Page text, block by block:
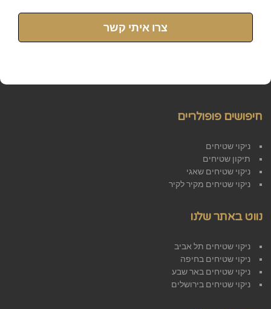
צרו איתי קשר
חיפושים פופולריים
ניקוי שטיחים
תיקון שטיחים
ניקוי שטיחים שאגי
ניקוי שטיחים מקיר לקיר
נווט באתר שלנו
ניקוי שטיחים תל אביב
ניקוי שטיחים בחיפה
ניקוי שטיחים באר שבע
ניקוי שטיחים בירושלים